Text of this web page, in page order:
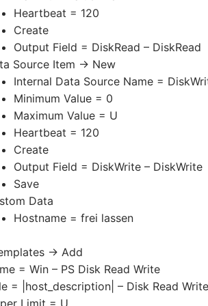
Heartbeat = 120
Create
Output Field = DiskRead – DiskRead
Source Item -> New
Internal Data Source Name =
Minimum Value = 0
Maximum Value = U
Heartbeat = 120
Create
Output Field = DiskWrite – DiskWrite
Save
Data
Hostname = frei lassen
-> Add
= Win – PS Disk Read Write
= |host_description| – Disk Read Write